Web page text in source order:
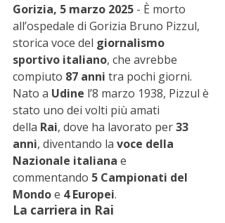
Gorizia, 5 marzo 2025 - È morto
all’ospedale di Gorizia Bruno Pizzul,
storica voce del giornalismo
sportivo italiano, che avrebbe
compiuto 87 anni tra pochi giorni.
Nato a Udine l’8 marzo 1938, Pizzul è
stato uno dei volti più amati
della Rai, dove ha lavorato per 33
anni, diventando la voce della
Nazionale italiana e
commentando 5 Campionati del
Mondo e 4 Europei.
La carriera in Rai